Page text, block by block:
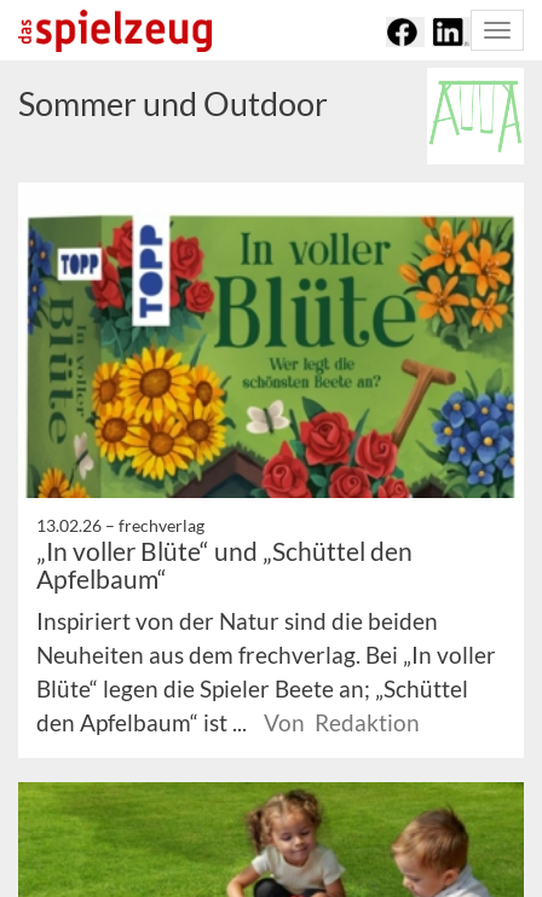
Sommer und Outdoor
13.02.26 – frechverlag
„In voller Blüte“ und „Schüttel den
Apfelbaum“
Inspiriert von der Natur sind die beiden
Neuheiten aus dem frechverlag. Bei „In voller
Blüte“ legen die Spieler Beete an; „Schüttel
den Apfelbaum“ ist ...
Von Redaktion